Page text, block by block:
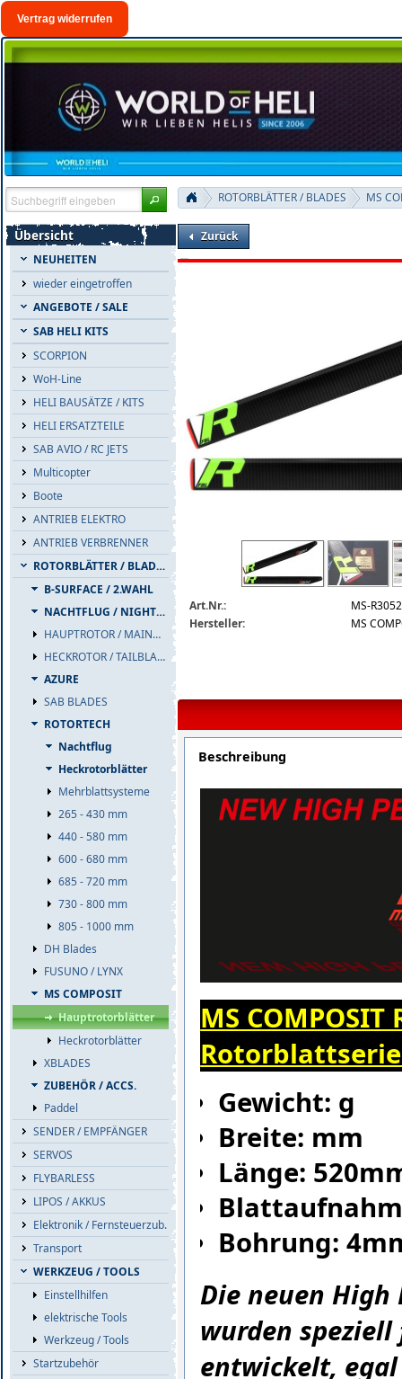
Vertrag widerrufen
Übersicht
NEUHEITEN
wieder eingetroffen
ANGEBOTE / SALE
SAB HELI KITS
SCORPION
WoH-Line
HELI BAUSÄTZE / KITS
HELI ERSATZTEILE
SAB AVIO / RC JETS
Multicopter
Boote
ANTRIEB ELEKTRO
ANTRIEB VERBRENNER
ROTORBLÄTTER / BLADES
B-SURFACE / 2.WAHL
NACHTFLUG / NIGHTFLIGHT
HAUPTROTOR / MAINBLADES
HECKROTOR / TAILBLADES
AZURE
SAB BLADES
ROTORTECH
Nachtflug
Heckrotorblätter
Mehrblattsysteme
265 - 430 mm
440 - 580 mm
600 - 680 mm
685 - 720 mm
730 - 800 mm
805 - 1000 mm
DH Blades
FUSUNO / LYNX
MS COMPOSIT
Hauptrotorblätter
Heckrotorblätter
XBLADES
ZUBEHÖR / ACCS.
Paddel
SENDER / EMPFÄNGER
SERVOS
FLYBARLESS
LIPOS / AKKUS
Elektronik / Fernsteuerzub.
Transport
WERKZEUG / TOOLS
Einstellhilfen
elektrische Tools
Werkzeug / Tools
Startzubehör
ROTORBLÄTTER / BLADES MS
Zurück
ms-composit-cfk-mainblades.jpg
Art.Nr.:
MS-
Hersteller:
MS
Beschreibung
MS
Gewicht: g
Breite: mm
Länge:
Bohrung:
Die neuen
wurden
entwickelt,